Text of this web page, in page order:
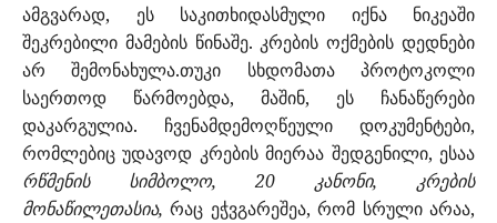
ამგვარად, ეს საკითხიდასმული იქნა ნიკეაში
შეკრებილი მამების წინაშე. კრების ოქმების დედნები
არ შემონახულა.თუკი სხდომათა პროტოკოლი
საერთოდ წარმოებდა, მაშინ, ეს ჩანაწერები
დაკარგულია. ჩვენამდემოღწეული დოკუმენტები,
რომლებიც უდავოდ კრების მიერაა შედგენილი, ესაა
რწმენის სიმბოლო, 20 კანონი, კრების
მონაწილეთასია, რაც ეჭვგარეშეა, რომ სრული არაა,